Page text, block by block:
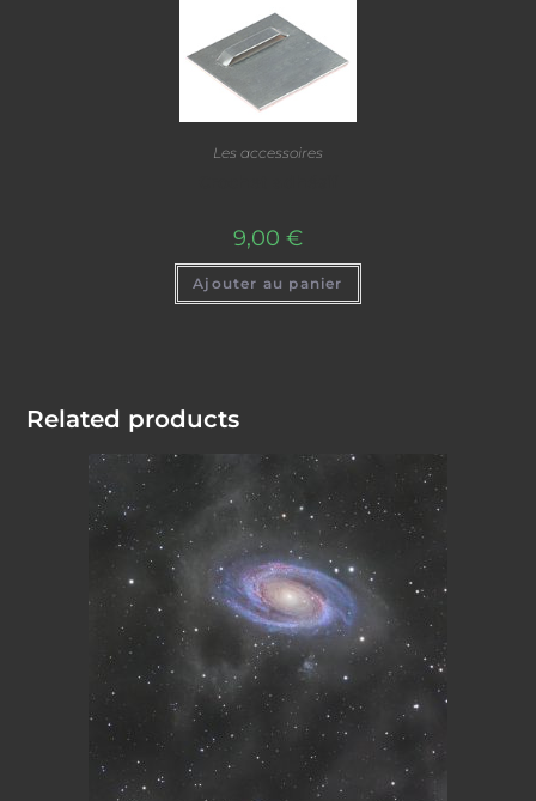
Les accessoires
9,00 €
Ajouter au panier
Related products